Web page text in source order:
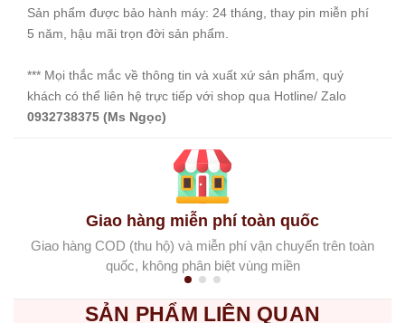
Sản phẩm được bảo hành máy: 24 tháng, thay pin miễn phí
5 năm, hậu mãi trọn đời sản phẩm.
*** Mọi thắc mắc về thông tin và xuất xứ sản phẩm, quý
khách có thể liên hệ trực tiếp với shop qua Hotline/ Zalo
0932738375 (Ms Ngọc)
Giao hàng miễn phí toàn quốc
Giao hàng COD (thu hộ) và miễn phí vận chuyển trên toàn
quốc, không phân biệt vùng miền
SẢN PHẨM LIÊN QUAN